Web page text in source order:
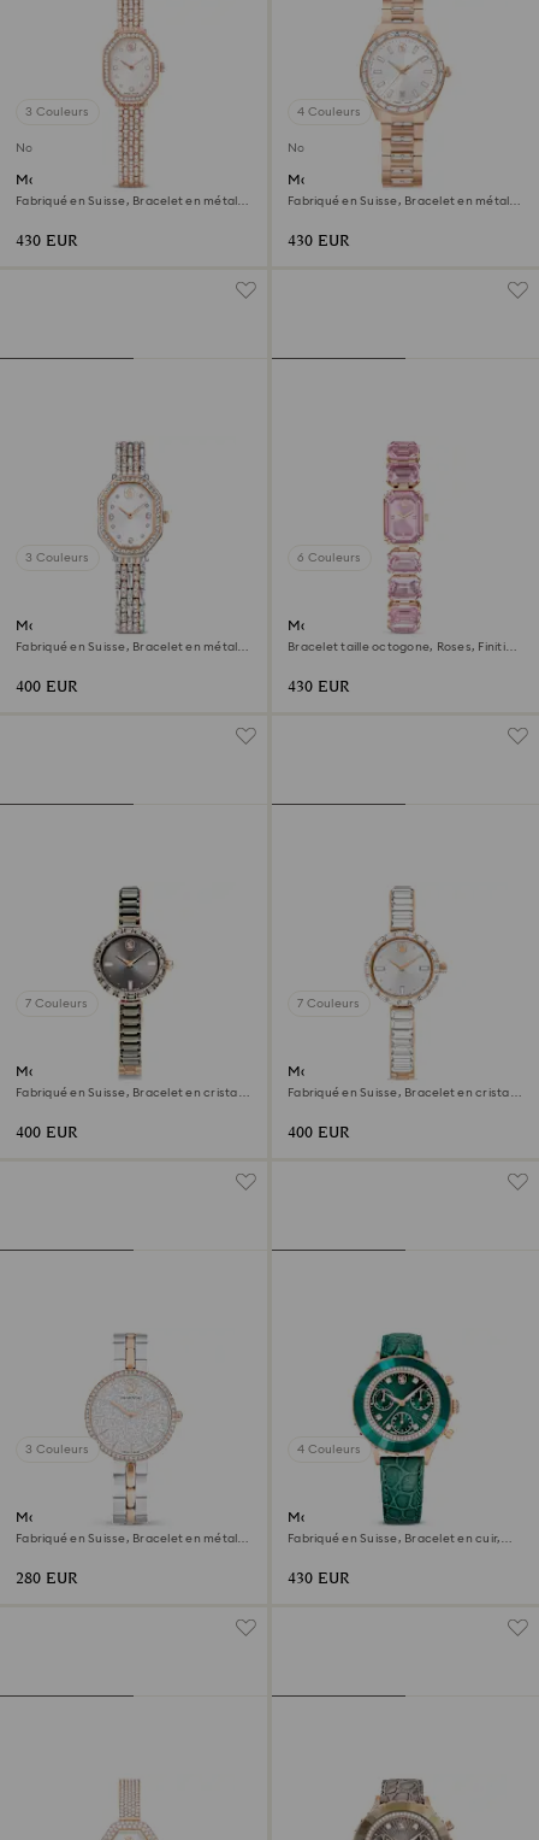
3 Couleurs
Nouveau
Montre Dextera octagon
Fabriqué en Suisse, Bracelet en métal,
430 EUR
4 Couleurs
Nouveau
Montre Matrix date
Fabriqué en Suisse, Bracelet en métal,
430 EUR
3 Couleurs
Montre Dextera octagon
Fabriqué en Suisse, Bracelet en métal,
400 EUR
6 Couleurs
Montre
Bracelet taille octogone, Roses, Finition
430 EUR
7 Couleurs
Montre Matrix bangle
Fabriqué en Suisse, Bracelet en cristal,
400 EUR
7 Couleurs
Montre Matrix bangle
Fabriqué en Suisse, Bracelet en cristal,
400 EUR
3 Couleurs
Montre Cosmopolitan
Fabriqué en Suisse, Bracelet en métal,
280 EUR
4 Couleurs
Montre Octea chrono
Fabriqué en Suisse, Bracelet en cuir,
430 EUR